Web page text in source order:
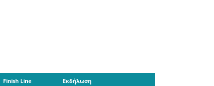
Finish Line Εκδήλωση